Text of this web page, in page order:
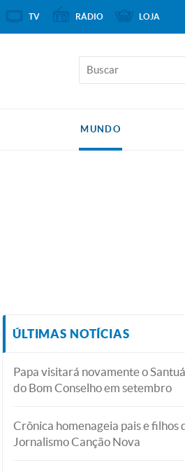
MUNDO
ÚLTIMAS NOTÍCIAS
Papa visitará novamente o
do Bom Conselho em setembro
Crônica homenageia pais e filhos
Jornalismo Canção Nova
TV RÁDIO LOJA